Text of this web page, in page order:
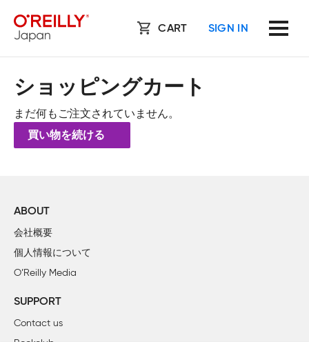
CART SIGN IN
ショッピングカート
まだ何もご注文されていません。
買い物を続ける
ABOUT
会社概要
個人情報について
O’Reilly Media
SUPPORT
Contact us